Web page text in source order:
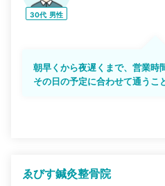
30代 男性
朝早くから夜遅くまで、営業時
その日の予定に合わせて通うこ
ゑびす鍼灸整骨院